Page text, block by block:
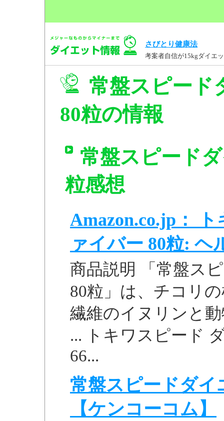
さびとり健康法
考案者自信が15kgダイエ
常盤スピード
80粒の情報
常盤スピード
粒感想
Amazon.co.jp：
ァイバー 80粒: ヘ
商品説明 「常盤ス
80粒」は、チコリ
繊維のイヌリンと
... トキワスピード
66...
常盤スピードダイ
【ケンコーコム】